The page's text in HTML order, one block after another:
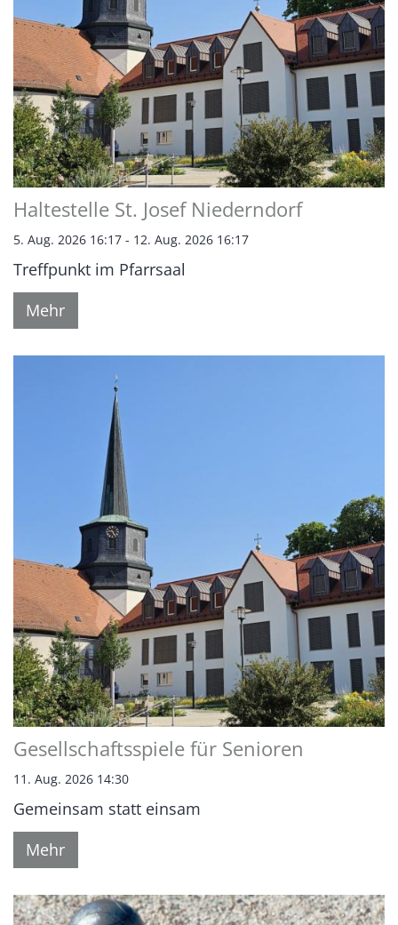
Haltestelle St. Josef Niederndorf
5. Aug. 2026 16:17 - 12. Aug. 2026 16:17
Treffpunkt im Pfarrsaal
Mehr
Gesellschaftsspiele für Senioren
11. Aug. 2026 14:30
Gemeinsam statt einsam
Mehr